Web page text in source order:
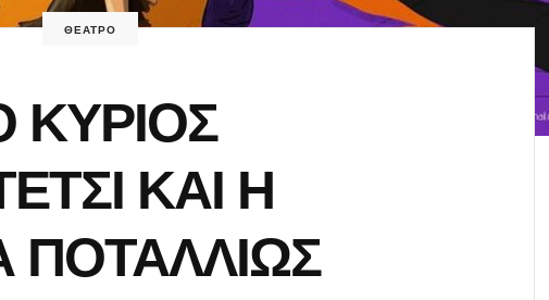
ΘΕΑΤΡΟ
ΚΥΡΙΟΣ
ΚΑΙ Η
ΠΟΤΑΛΛΙΩΣ